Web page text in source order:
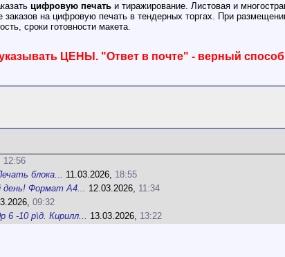
цифровую печать и тиражирование. Листовая и
на цифровую печать в тендерных торгах. При
сроки готовности макета.
ЦЕНЫ. "Ответ в почте" - верный
12:56
блока... 11.03.2026, 18:55
день! Формат А4... 12.03.2026, 11:34
09:32
6 -10 р\д. Кирилл... 13.03.2026, 13:22